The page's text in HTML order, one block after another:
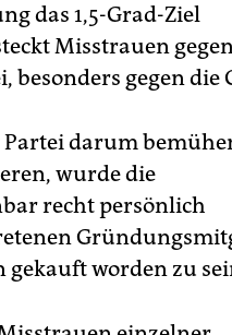
das 1,5-Grad-Ziel
Misstrauen
gegen die
darum
wurde die
recht persönlich
worden zu